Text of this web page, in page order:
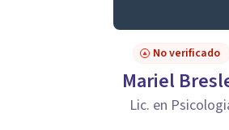
No verificado
Mariel
Lic. en